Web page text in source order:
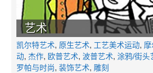
艺术
凯尔特艺术, 原生艺术, 工艺美术运动,
动, 杰作, 欧普艺术, 波普艺术, 涂鸦/街头
罗帕与时尚, 装饰艺术, 雕刻